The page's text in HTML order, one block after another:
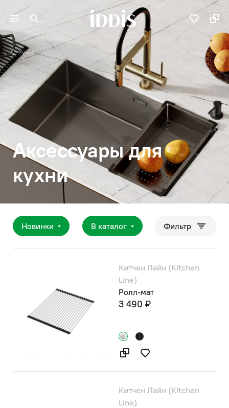
Кухня
Аксессуары для
кухни
Новинки В каталог Фильтр
Китчен Лайн (Kitchen
Line)
Ролл-мат
3 490 ₽
Китчен Лайн (Kitchen
Line)